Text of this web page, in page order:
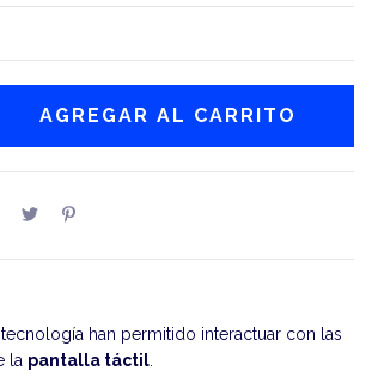
han permitido interactuar con las
la pantalla táctil.